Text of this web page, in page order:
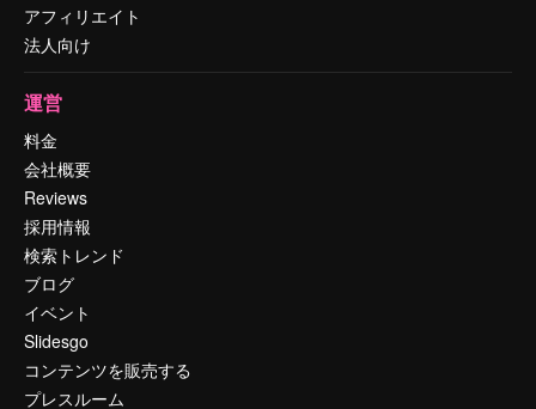
アフィリエイト
法人向け
運営
料金
会社概要
Reviews
採用情報
検索トレンド
ブログ
イベント
Slidesgo
コンテンツを販売する
プレスルーム